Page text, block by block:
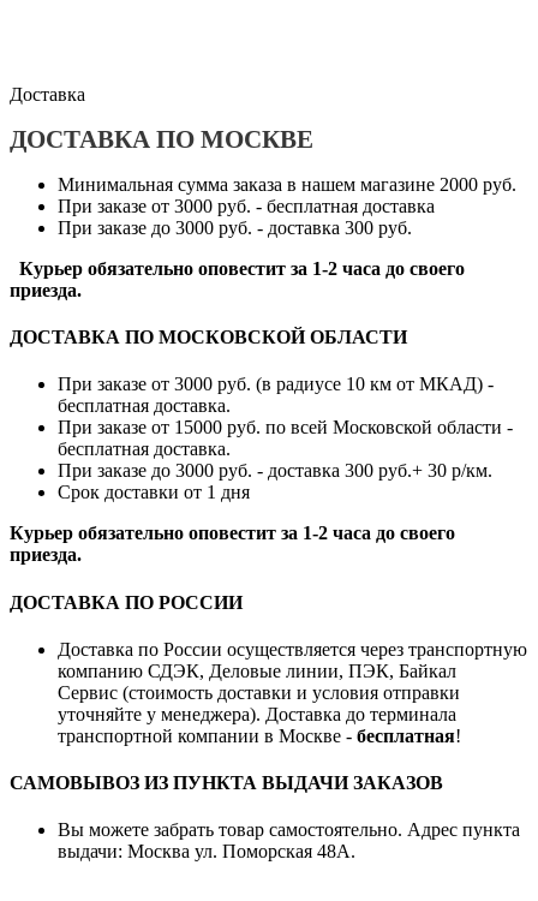
Доставка
ДОСТАВКА ПО МОСКВЕ
Минимальная сумма заказа в нашем магазине 2000 руб.
При заказе от 3000 руб. - бесплатная доставка
При заказе до 3000 руб. - доставка 300 руб.
Курьер обязательно оповестит за 1-2 часа до своего
приезда.
ДОСТАВКА ПО МОСКОВСКОЙ ОБЛАСТИ
При заказе от 3000 руб. (в радиусе 10 км от МКАД) -
бесплатная доставка.
При заказе от 15000 руб. по всей Московской области -
бесплатная доставка.
При заказе до 3000 руб. - доставка 300 руб.+ 30 р/км.
Срок доставки от 1 дня
Курьер обязательно оповестит за 1-2 часа до своего
приезда.
ДОСТАВКА ПО РОССИИ
Доставка по России осуществляется через транспортную
компанию СДЭК, Деловые линии, ПЭК, Байкал
Сервис (стоимость доставки и условия отправки
уточняйте у менеджера). Доставка до терминала
транспортной компании в Москве - бесплатная!
САМОВЫВОЗ ИЗ ПУНКТА ВЫДАЧИ ЗАКАЗОВ
Вы можете забрать товар самостоятельно. Адрес пункта
выдачи: Москва ул. Поморская 48А.